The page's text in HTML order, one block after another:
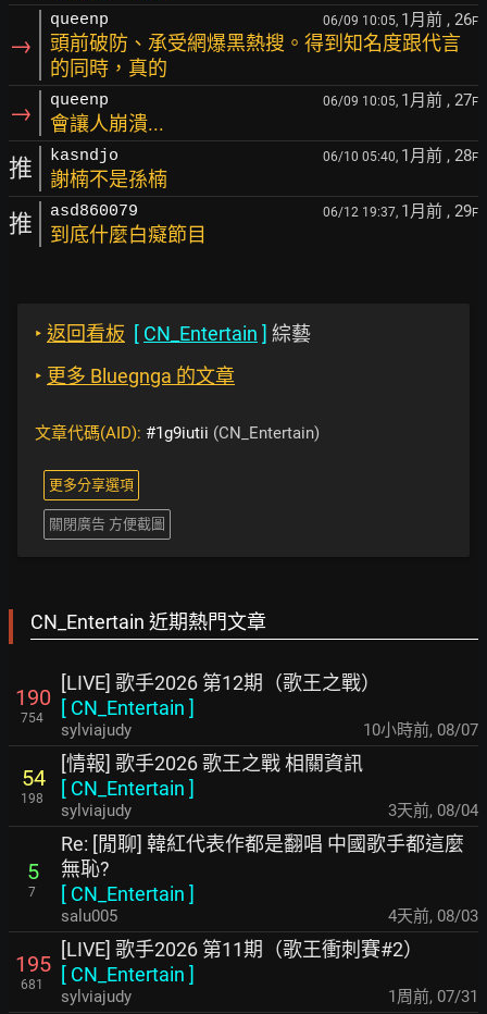
→
queenp 06/09 10:05, 1月前 , 26F
頭前破防、承受網爆黑熱搜。得到知名度跟代言
的同時，真的
→ queenp 06/09 10:05, 1月前 , 27F
會讓人崩潰...
推 kasndjo 06/10 05:40, 1月前 , 28F
謝楠不是孫楠
推 asd860079 06/12 19:37, 1月前 , 29F
到底什麼白癡節目
‣ 返回看板 [ CN_Entertain ] 綜藝
‣ 更多 Bluegnga 的文章
文章代碼(AID): #1g9iutii (CN_Entertain)
更多分享選項
關閉廣告 方便截圖
CN_Entertain 近期熱門文章
190
754
[LIVE] 歌手2026 第12期（歌王之戰）
[ CN_Entertain ]
sylviajudy 10小時前, 08/07
54
198
[情報] 歌手2026 歌王之戰 相關資訊
[ CN_Entertain ]
sylviajudy 3天前, 08/04
5
7
Re: [閒聊] 韓紅代表作都是翻唱 中國歌手都這麼
無恥?
[ CN_Entertain ]
salu005 4天前, 08/03
195
681
[LIVE] 歌手2026 第11期（歌王衝刺賽#2）
[ CN_Entertain ]
sylviajudy 1周前, 07/31